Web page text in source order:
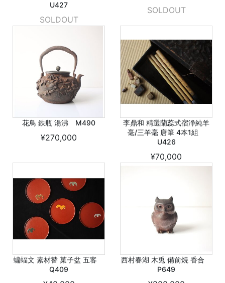
U427
SOLDOUT
SOLDOUT
花鳥 鉄瓶 湯沸 M490
¥270,000
李鼎和 精選蘭蕊式宿浄純羊
毫/三羊毫 唐筆 4本1組
U426
¥70,000
蝙蝠文 素材替 菓子盆 五客
Q409
西村春湖 木兎 備前焼 香合
P649